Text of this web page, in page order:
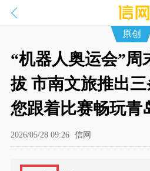
原创
“机器人奥运会”周
拔 市南文旅推出
您跟着比赛畅玩青
2026/05/28 09:26 信网